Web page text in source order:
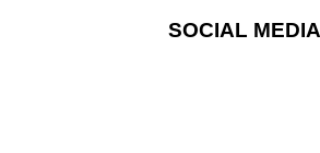
SOCIAL MEDIA